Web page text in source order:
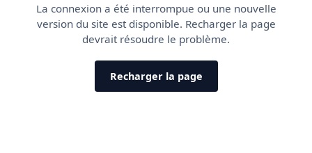
La connexion a été interrompue ou une nouvelle
version du site est disponible. Recharger la page
devrait résoudre le problème.
Recharger la page